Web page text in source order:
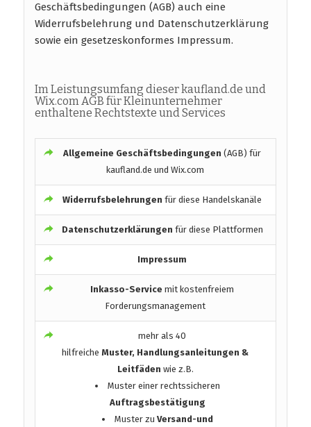
Geschäftsbedingungen (AGB) auch eine
Widerrufsbelehrung und Datenschutzerklärung
sowie ein gesetzeskonformes Impressum.
Im Leistungsumfang dieser kaufland.de und
Wix.com AGB für Kleinunternehmer
enthaltene Rechtstexte und Services
Allgemeine Geschäftsbedingungen (AGB) für
kaufland.de und Wix.com
Widerrufsbelehrungenfür diese Handelskanäle
Datenschutzerklärungen für diese Plattformen
Impressum
Inkasso-Service mit kostenfreiem
Forderungsmanagement
mehr als 40
hilfreicheMuster, Handlungsanleitungen &
Leitfäden wie z.B.
Muster einer rechtssicheren
Auftragsbestätigung
Muster zuVersand-und